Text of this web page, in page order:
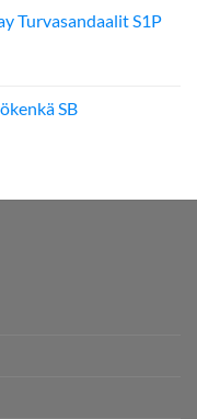
Turvasandaalit S1P
SB